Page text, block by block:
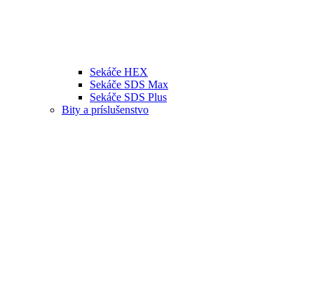
Sekáče HEX
Sekáče SDS Max
Sekáče SDS Plus
Bity a príslušenstvo